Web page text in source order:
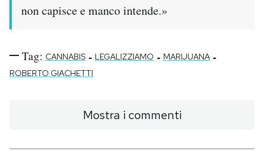
non capisce e manco intende.»
Tag: CANNABIS - LEGALIZZIAMO - MARIJUANA -
ROBERTO GIACHETTI
Mostra i commenti